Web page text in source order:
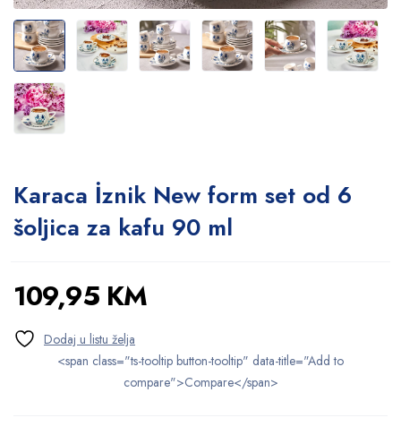
Karaca İznik New form set od 6
šoljica za kafu 90 ml
109,95 KM
<span class="ts-tooltip button-tooltip" data-title="Add to
compare">Compare</span>